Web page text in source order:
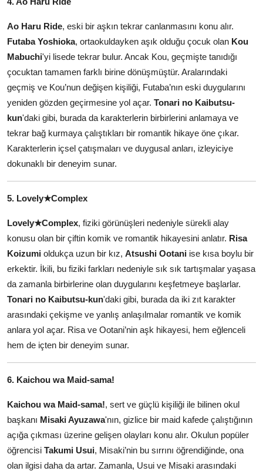
Ao Haru Ride, eski bir aşkın tekrar canlanmasını konu alır.
Futaba Yoshioka, ortaokuldayken aşık olduğu çocuk olan Kou
Mabuchi'yi lisede tekrar bulur. Ancak Kou, geçmişte tanıdığı
çocuktan tamamen farklı birine dönüşmüştür. Aralarındaki
geçmiş ve Kou’nun değişen kişiliği, Futaba’nın eski duygularını
yeniden gözden geçirmesine yol açar. Tonari no Kaibutsu-
kun'daki gibi, burada da karakterlerin birbirlerini anlamaya ve
tekrar bağ kurmaya çalıştıkları bir romantik hikaye öne çıkar.
Karakterlerin içsel çatışmaları ve duygusal anları, izleyiciye
dokunaklı bir deneyim sunar.
5. Lovely★Complex
Lovely★Complex, fiziki görünüşleri nedeniyle sürekli alay
konusu olan bir çiftin komik ve romantik hikayesini anlatır. Risa
Koizumi oldukça uzun bir kız, Atsushi Ootani ise kısa boylu bir
erkektir. İkili, bu fiziki farkları nedeniyle sık sık tartışmalar yaşasa
da zamanla birbirlerine olan duygularını keşfetmeye başlarlar.
Tonari no Kaibutsu-kun'daki gibi, burada da iki zıt karakter
arasındaki çekişme ve yanlış anlaşılmalar romantik ve komik
anlara yol açar. Risa ve Ootani’nin aşk hikayesi, hem eğlenceli
hem de içten bir deneyim sunar.
6. Kaichou wa Maid-sama!
Kaichou wa Maid-sama!, sert ve güçlü kişiliği ile bilinen okul
başkanı Misaki Ayuzawa'nın, gizlice bir maid kafede çalıştığının
açığa çıkması üzerine gelişen olayları konu alır. Okulun popüler
öğrencisi Takumi Usui, Misaki’nin bu sırrını öğrendiğinde, ona
olan ilgisi daha da artar. Zamanla, Usui ve Misaki arasındaki